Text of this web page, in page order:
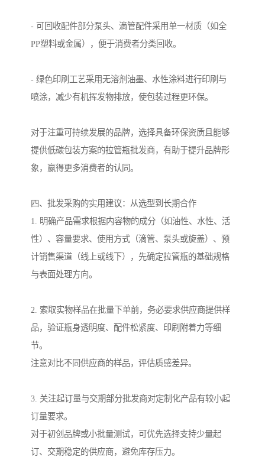
- 可回收配件部分泵头、滴管配件采用单一材质（如全
PP塑料或金属），便于消费者分类回收。
- 绿色印刷工艺采用无溶剂油墨、水性涂料进行印刷与
喷涂，减少有机挥发物排放，使包装过程更环保。
对于注重可持续发展的品牌，选择具备环保资质且能够
提供低碳包装方案的拉管瓶批发商，有助于提升品牌形
象，赢得更多消费者的认同。
四、批发采购的实用建议：从选型到长期合作
1. 明确产品需求根据内容物的成分（如油性、水性、活
性）、容量要求、使用方式（滴管、泵头或旋盖）、预
计销售渠道（线上或线下），先确定拉管瓶的基础规格
与表面处理方向。
2. 索取实物样品在批量下单前，务必要求供应商提供样
品，验证瓶身透明度、配件松紧度、印刷附着力等细
节。
注意对比不同供应商的样品，评估质感差异。
3. 关注起订量与交期部分批发商对定制化产品有较小起
订量要求。
对于初创品牌或小批量测试，可优先选择支持少量起
订、交期稳定的供应商，避免库存压力。